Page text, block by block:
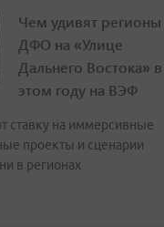
Чем удивят регионы
ДФО на «Улице
Дальнего Востока» в
этом году на ВЭФ
ставку на иммерсивные
проекты и сценарии
в регионах